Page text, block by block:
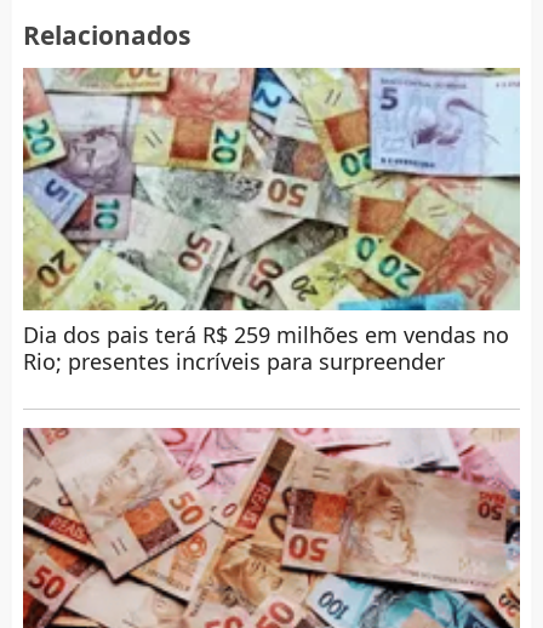
Relacionados
Dia dos pais terá R$ 259 milhões em vendas no
Rio; presentes incríveis para surpreender